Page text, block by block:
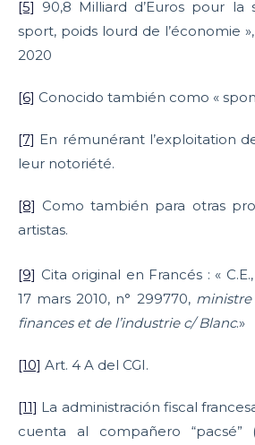
[5] 90,8 Milliard d’Euros pour la
sport, poids lourd de l’économie
2020
[6] Conocido también como «
[7] En rémunérant l’exploitation
leur notoriété.
[8] Como también para otras
artistas.
[9] Cita original en Francés : «
17 mars 2010, n° 299770, ministre
finances et de l’industrie c/ Blanc.»
[10] Art. 4 A del CGI.
[11] La administración fiscal
cuenta al compañero “pacsé”